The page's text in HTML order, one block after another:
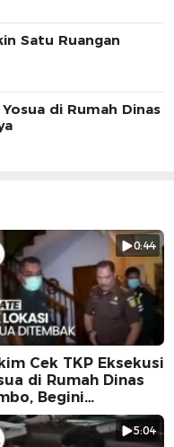
Satu Ruangan
di Rumah Dinas
0:44
Cek TKP Eksekusi
di Rumah Dinas
Begini
5:04